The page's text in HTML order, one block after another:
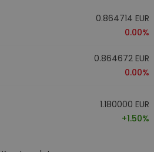
0.864714 EUR
0.00%
0.864672 EUR
0.00%
1.180000 EUR
+1.50%